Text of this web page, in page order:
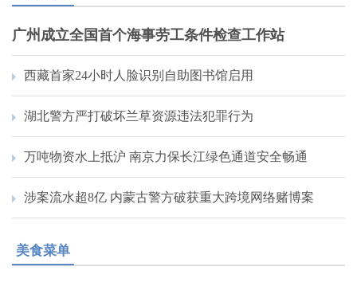
广州成立全国首个海事劳工条件检查工作站
西藏首家24小时人脸识别自助图书馆启用
湖北警方严打破坏兰草资源违法犯罪行为
万吨物资水上抵沪 南京力保长江绿色通道安全畅通
涉案流水超8亿 内蒙古警方破获重大跨境网络赌博案
美食菜单